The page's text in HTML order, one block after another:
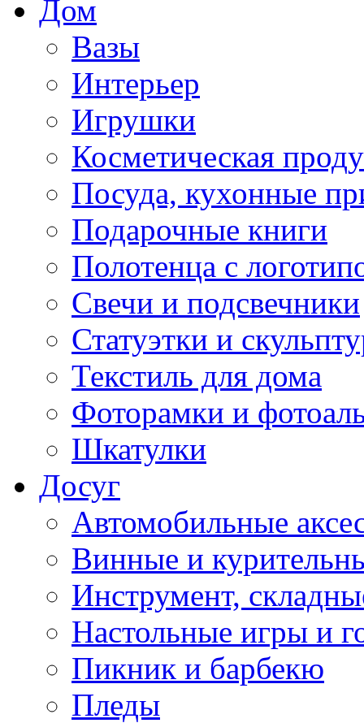
Дом
Вазы
Интерьер
Игрушки
Косметическая
Посуда, кухонные
Подарочные книги
Полотенца с
Свечи и подсвечники
Статуэтки и
Текстиль для дома
Фоторамки и
Шкатулки
Досуг
Автомобильные
Винные и
Инструмент,
Настольные игры и
Пикник и барбекю
Пледы